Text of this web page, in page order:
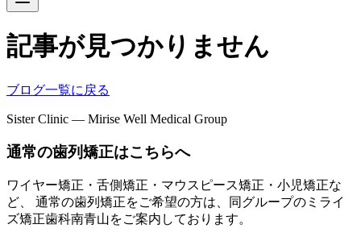
記事が見つかりません
ブログ一覧に戻る
Sister Clinic — Mirise Well Medical Group
通常の歯列矯正はこちらへ
ワイヤー矯正・舌側矯正・マウスピース矯正・小児矯正な
ど、 通常の歯列矯正をご希望の方は、同グループの ミライ
ズ矯正歯科南青山をご案内しております。